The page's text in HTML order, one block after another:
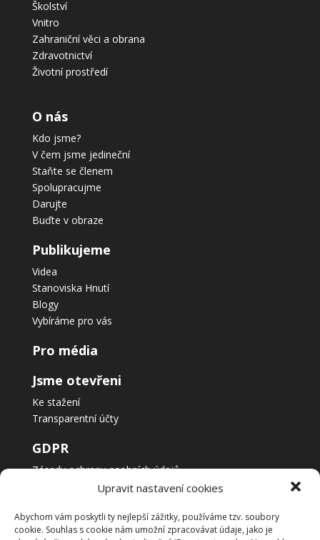
Upravit nastavení cookies
Abychom vám poskytli ty nejlepší zážitky, používáme tzv. soubory
cookie. Souhlas s cookie nám umožní zpracovávat údaje, jako je
Školství
Vnitro
Zahraniční věci a obrana
Zdravotnictví
Životní prostředí
O nás
Kdo jsme?
V čem jsme jedineční
Staňte se členem
Spolupracujme
Darujte
Buďte v obraze
Publikujeme
Videa
Stanoviska Hnutí
Blogy
Vybíráme pro vás
Pro média
Jsme otevřeni
Ke stažení
Transparentní účty
GDPR
Zásady ochrany osobních údajů
Zásady používání cookies